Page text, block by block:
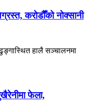
करोडौँको नोक्सानी
हालै सञ्चालनमा
फेला,